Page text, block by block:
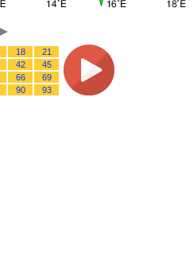
18
21
42
45
66
69
90 93